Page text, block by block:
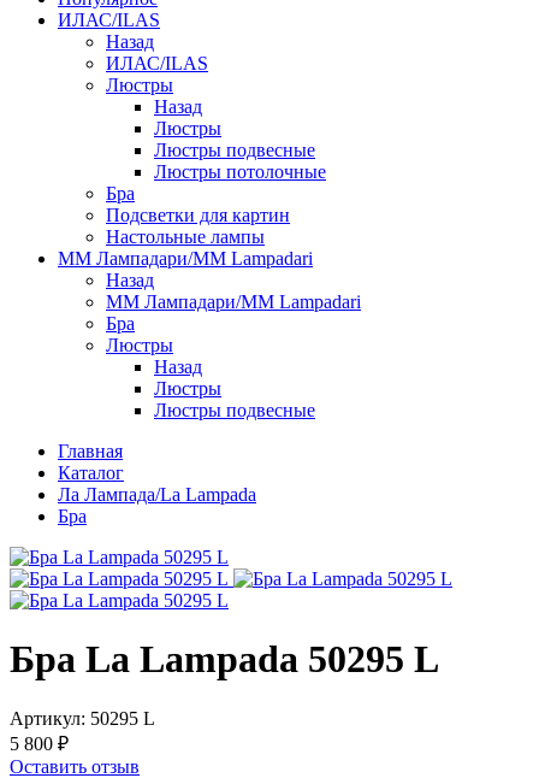
ИЛАС/ILAS
Назад
ИЛАС/ILAS
Люстры
Назад
Люстры
Люстры подвесные
Люстры потолочные
Бра
Подсветки для картин
Настольные лампы
ММ Лампадари/MM Lampadari
Назад
ММ Лампадари/MM Lampadari
Бра
Люстры
Назад
Люстры
Люстры подвесные
Главная
Каталог
Ла Лампада/La Lampada
Бра
Бра La Lampada 50295 L
Артикул: 50295 L
5 800 ₽
Оставить отзыв